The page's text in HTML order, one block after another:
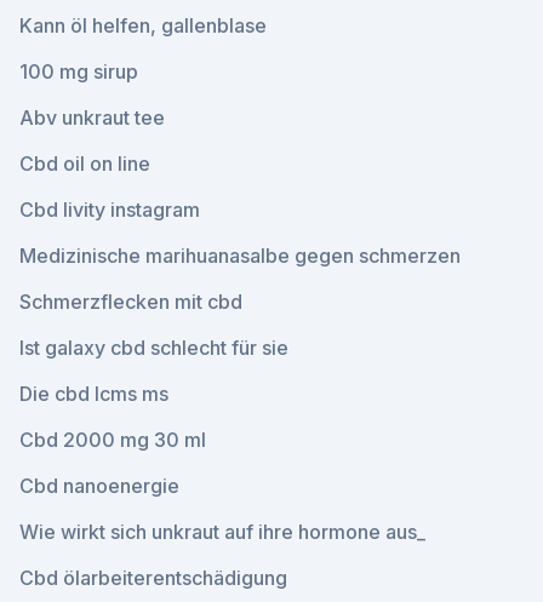
Kann öl helfen, gallenblase
100 mg sirup
Abv unkraut tee
Cbd oil on line
Cbd livity instagram
Medizinische marihuanasalbe gegen schmerzen
Schmerzflecken mit cbd
Ist galaxy cbd schlecht für sie
Die cbd lcms ms
Cbd 2000 mg 30 ml
Cbd nanoenergie
Wie wirkt sich unkraut auf ihre hormone aus_
Cbd ölarbeiterentschädigung